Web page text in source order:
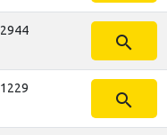
2944
search
1229
search